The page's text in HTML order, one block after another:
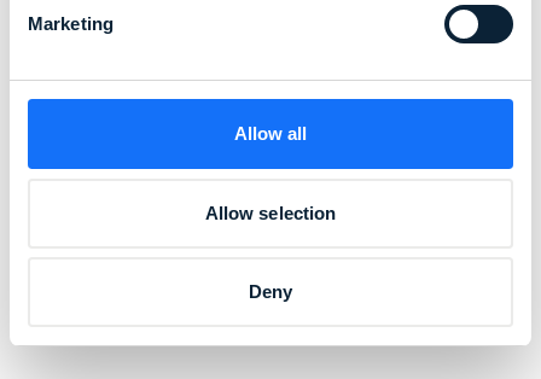
Marketing
Allow all
Allow selection
Deny